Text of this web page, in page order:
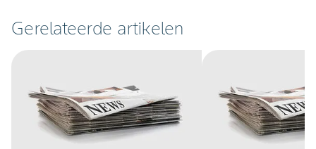
Gerelateerde artikelen